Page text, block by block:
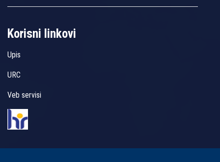
Korisni linkovi
Upis
URC
Veb servisi